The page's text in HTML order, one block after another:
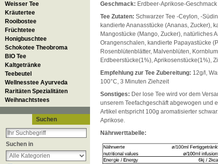
Weisser Tee
Kräutertee
Rooibostee
Früchtetee
Honigbuschtee
Schokotee Theobroma
BIO Tee
Kaltgetränke
Teebeutel
Wellnesstee Ayurveda
Raritäten Spezialitäten
Weihnachtstees
Suchen
Suchen in
Geschmack: Erdbeer-Aprikose-Geschmack
Tee Zutaten: Schwarzer Tee -Ceylon, -
kandierte Ananasstücke (Ananas, Zucker),
Mangostücke (Mango, Zucker), natürliches
Orangenschalen, kandierte Papayastücke
Rosenblütenblätter, Malvenblüten,
Erdbeerstücke(1%), Aprikosenstücke(1%),
Empfehlung zur Tee Zubereitung: 12g/l,
100°C, 3 Minuten Ziehzeit
Sonstiges: Der lose Tee wird vor dem
unserem Teefachgeschäft abgewogen und
Artikel entspricht 100g aromatisierter
Aprikose.
Nährwerttabelle: